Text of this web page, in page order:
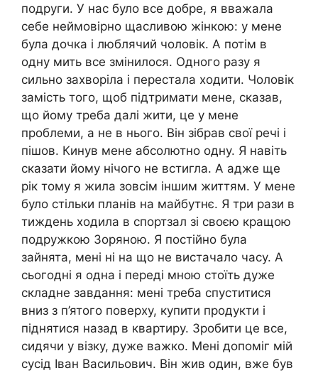
подруги. У нас було все добре, я вважала
себе неймовірно щасливою жінкою: у мене
була дочка і люблячий чоловік. А потім в
одну мить все змінилося. Одного разу я
сильно захворіла і перестала ходити. Чоловік
замість того, щоб підтримати мене, сказав,
що йому треба далі жити, це у мене
проблеми, а не в нього. Він зібрав свої речі і
пішов. Кинув мене абсолютно одну. Я навіть
сказати йому нічого не встигла. А адже ще
рік тому я жила зовсім іншим життям. У мене
було стільки планів на майбутнє. Я три рази в
тиждень ходила в спортзал зі своєю кращою
подружкою Зоряною. Я постійно була
зайнята, мені ні на що не вистачало часу. А
сьогодні я одна і переді мною стоїть дуже
складне завдання: мені треба спуститися
вниз з п’ятого поверху, купити продукти і
піднятися назад в квартиру. Зробити це все,
сидячи у візку, дуже важко. Мені допоміг мій
сусід Іван Васильович. Він жив один, вже був